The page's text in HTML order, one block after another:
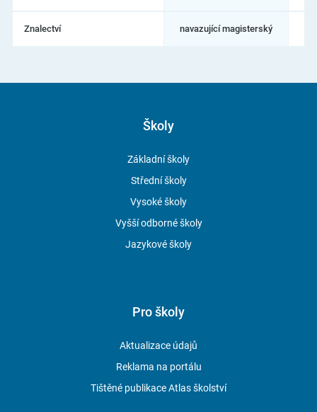
Znalectví navazující magisterský
Školy
Základní školy
Střední školy
Vysoké školy
Vyšší odborné školy
Jazykové školy
Pro školy
Aktualizace údajů
Reklama na portálu
Tištěné publikace Atlas školství